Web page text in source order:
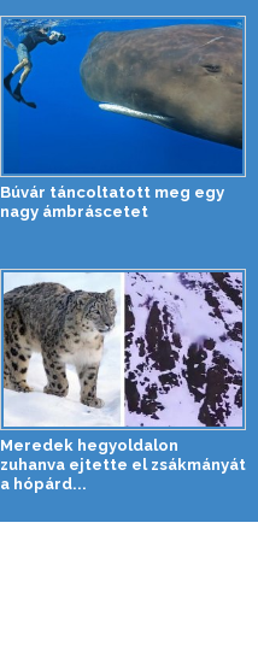
Búvár táncoltatott meg egy
nagy ámbráscetet
Meredek hegyoldalon
zuhanva ejtette el zsákmányát
a hópárd...